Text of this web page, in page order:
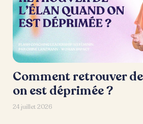
Comment retrouver
on est déprimée ?
24 juillet 2026